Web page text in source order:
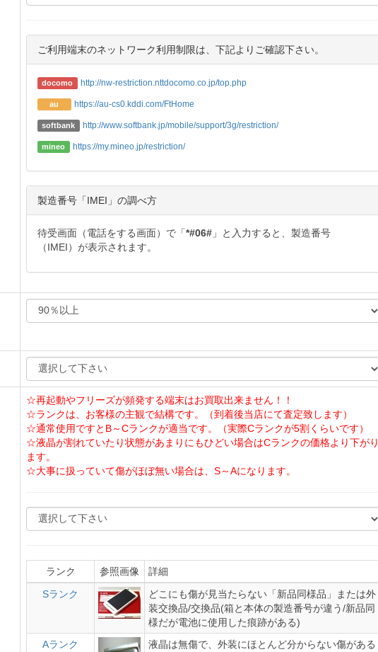
ご利用端末のネットワーク利用制限は、下記よりご確認下さい。
docomo http://nw-restriction.nttdocomo.co.jp/top.php
au https://au-cs0.kddi.com/FtHome
softbank http://www.softbank.jp/mobile/support/3g/restriction/
mineo https://my.mineo.jp/restriction/
製造番号「IMEI」の調べ方
待受画面（電話をする画面）で「*#06# 」と入力すると、製造番号
（IMEI）が表示されます。
☆再起動やフリーズが頻発する端末はお買取出来ません！！
☆ランクは、お客様の主観で結構です。（到着後当店にて査定致します）
☆通常使用ですとB～Cランクが適当です。（実際Cランクが5割くらいです）
☆液晶が割れていたり状態があまりにもひどい場合はCランクの価格より下がり
ます。
☆大事に扱っていて傷がほぼ無い場合は、S～Aになります。
ランク 参照画像
詳細
Sランク
どこにも傷が見当たらない「新品同様品」または外
装交換品/交換品(箱と本体の製造番号が違う/新品同
様だが電池に使用した痕跡がある)
Aランク
液晶は無傷で、外装にほとんど分からない傷がある